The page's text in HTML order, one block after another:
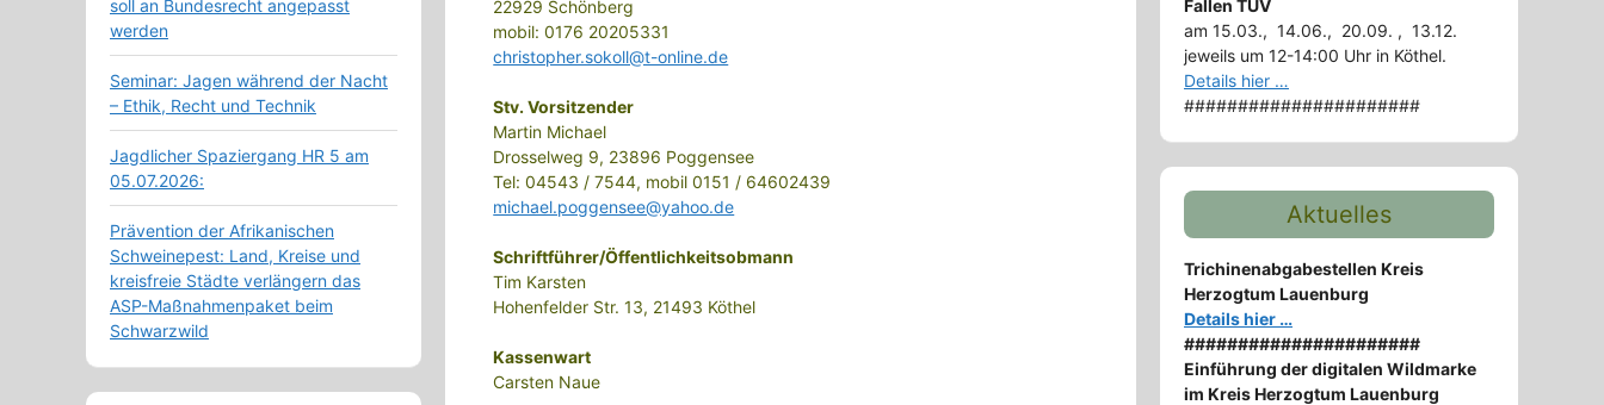
22929 Schönberg
mobil: 0176 20205331
christopher.sokoll@t-online.de
Stv. Vorsitzender
Martin Michael
Drosselweg 9, 23896 Poggensee
Tel: 04543 / 7544, mobil 0151 / 64602439
michael.poggensee@yahoo.de
Schriftführer/Öffentlichkeitsobmann
Tim Karsten
Hohenfelder Str. 13, 21493 Köthel
Kassenwart
Carsten Naue
soll an Bundesrecht angepasst
werden
Seminar: Jagen während der Nacht
– Ethik, Recht und Technik
Jagdlicher Spaziergang HR 5 am
05.07.2026:
Prävention der Afrikanischen
Schweinepest: Land, Kreise und
kreisfreie Städte verlängern das
ASP-Maßnahmenpaket beim
Schwarzwild
Fallen TÜV
am 15.03., 14.06., 20.09. , 13.12.
jeweils um 12-14:00 Uhr in Köthel.
Details hier …
######################
Aktuelles
Trichinenabgabestellen Kreis
Herzogtum Lauenburg
Details hier …
######################
Einführung der digitalen Wildmarke
im Kreis Herzogtum Lauenburg